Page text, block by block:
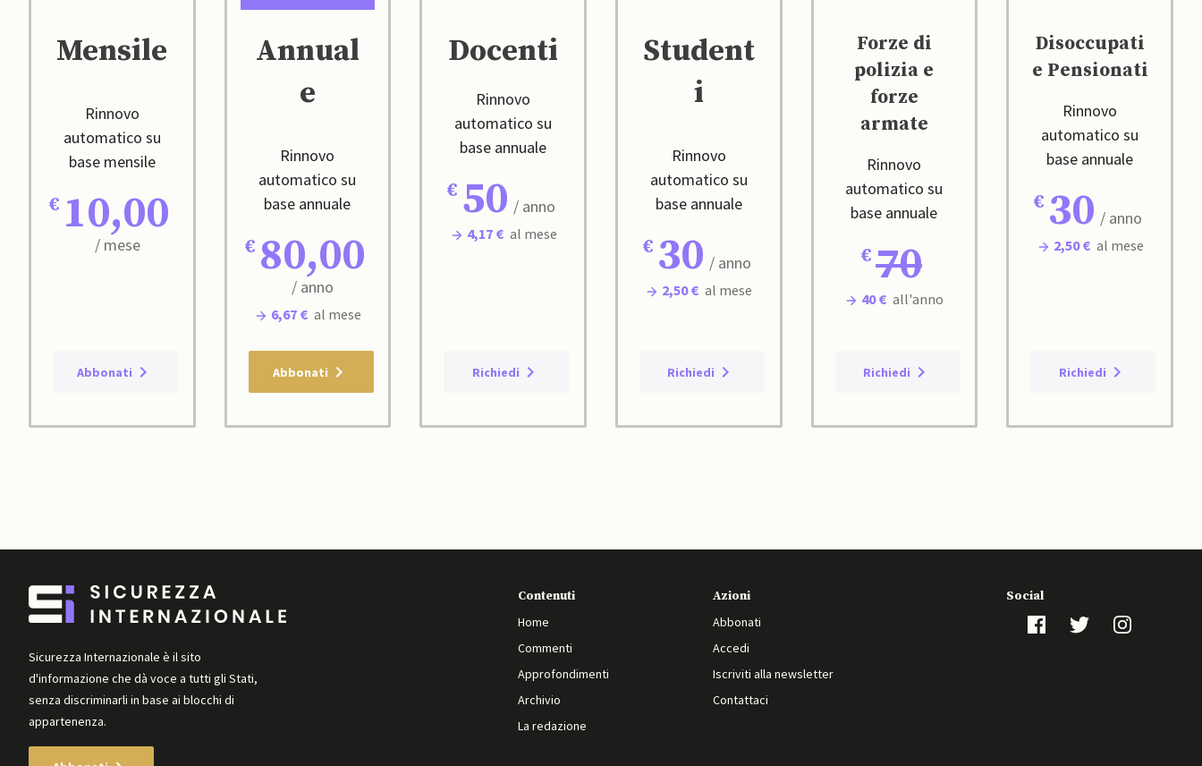
Mensile
Rinnovo
automatico su
base mensile
10,00
/ mese
Abbonati
Annual
e
Rinnovo
automatico su
base annuale
80,00
/ anno
6,67 € al mese
Abbonati
Docenti
Rinnovo
automatico su
base annuale
50 / anno
4,17 € al mese
Richiedi
Student
i
Rinnovo
automatico su
base annuale
30 / anno
2,50 € al mese
Richiedi
Forze di
polizia e
forze
armate
Rinnovo
automatico su
base annuale
70
40 € all'anno
Richiedi
Disoccupati
e Pensionati
Rinnovo
automatico su
base annuale
30 / anno
2,50 € al mese
Richiedi
Sicurezza Internazionale è il sito
d'informazione che dà voce a tutti gli Stati,
senza discriminarli in base ai blocchi di
appartenenza.
Contenuti
Home
Commenti
Approfondimenti
Archivio
La redazione
Azioni
Abbonati
Accedi
Iscriviti alla newsletter
Contattaci
Social